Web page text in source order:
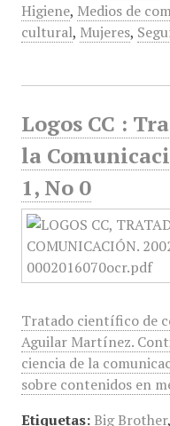
Higiene, Medios de
cultural, Mujeres,
Logos CC :
la
1, No 0
Tratado científico de
Aguilar Martínez.
ciencia de la
sobre contenidos en
Etiquetas: Big Brother,